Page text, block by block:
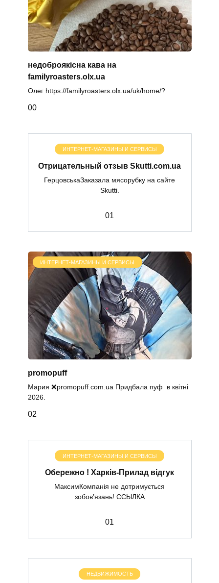
недоброякісна кава на
familyroasters.olx.ua
Олег https://familyroasters.olx.ua/uk/home/?
00
ИНТЕРНЕТ-МАГАЗИНЫ И СЕРВИСЫ
Отрицательный отзыв Skutti.com.ua
ГерцовськаЗаказала мясорубку на сайте
Skutti.
01
ИНТЕРНЕТ-МАГАЗИНЫ И СЕРВИСЫ
promopuff
Мария ❌promopuff.com.uа Придбала пуф в квітні
2026.
02
ИНТЕРНЕТ-МАГАЗИНЫ И СЕРВИСЫ
Обережно ! Харків-Прилад відгук
МаксимКомпанія не дотримується
зобов’язань! ССЫЛКА
01
НЕДВИЖИМОСТЬ